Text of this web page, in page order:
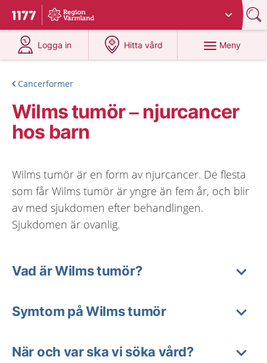
Till startsidan för 1177
Du har valt region
Logga in
på 1177.se
Hitta vård
på 1177.se
Meny
Cancerformer
Wilms tumör – njurcancer
hos barn
Wilms tumör är en form av njurcancer. De flesta
som får Wilms tumör är yngre än fem år, och blir
av med sjukdomen efter behandlingen.
Sjukdomen är ovanlig.
Vad är Wilms tumör?
Symtom på Wilms tumör
När och var ska vi söka vård?